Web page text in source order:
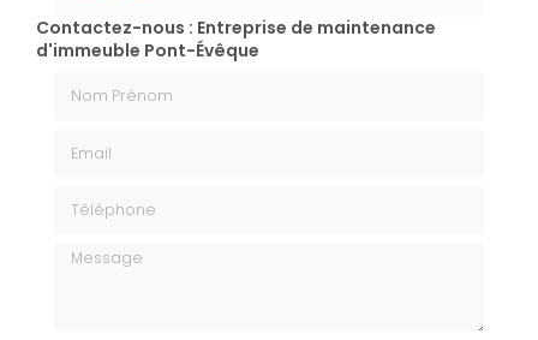
Contactez-nous : Entreprise de maintenance
d'immeuble Pont-Évêque
Message